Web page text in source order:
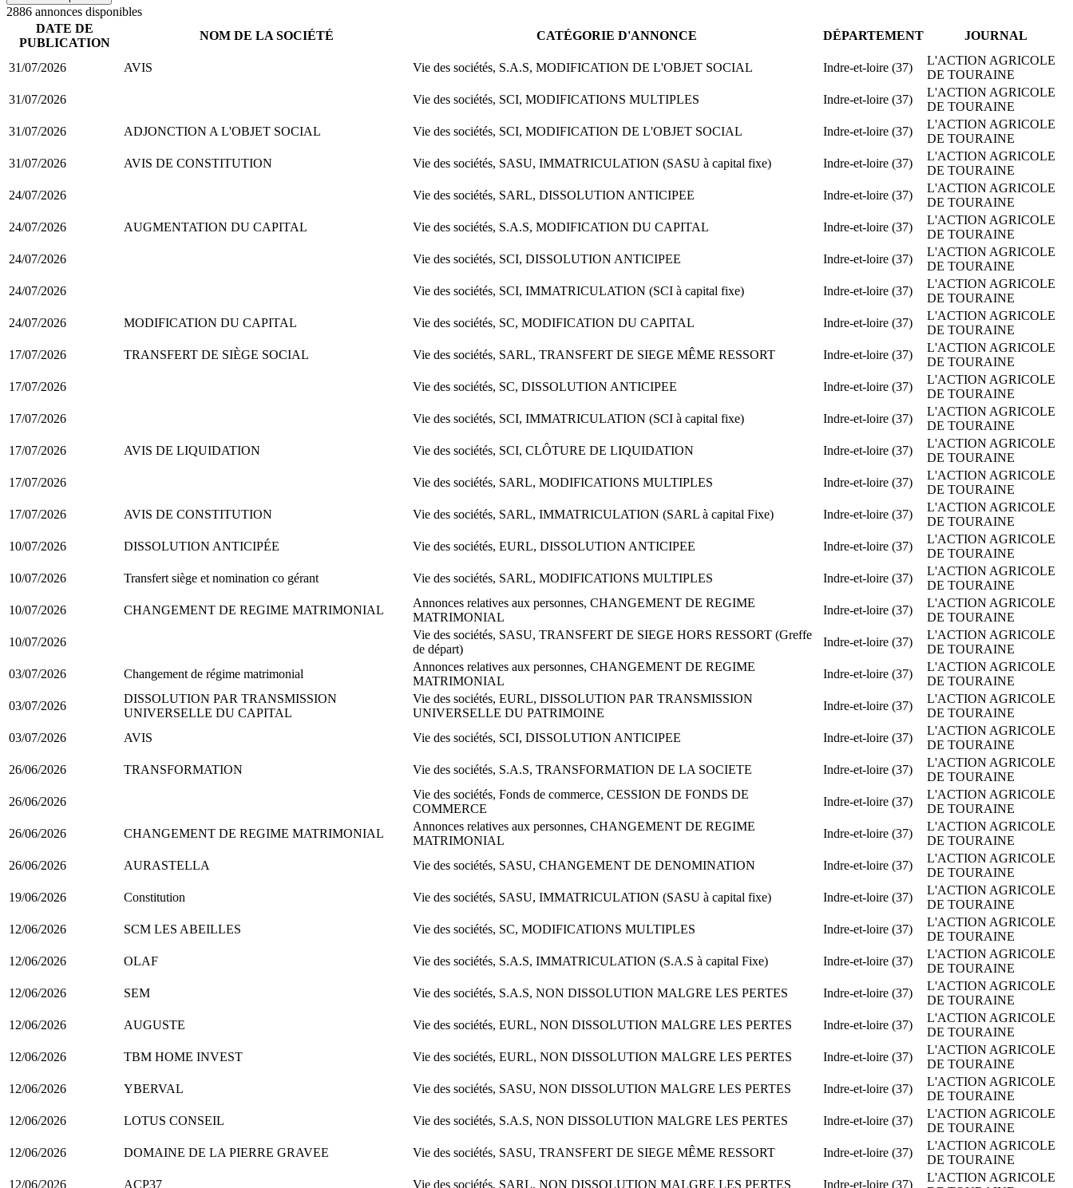
2886 annonces disponibles
DATE DE
PUBLICATION
NOM DE LA SOCIÉTÉ CATÉGORIE D'ANNONCE DÉPARTEMENT JOURNAL
31/07/2026 AVIS Vie des sociétés, S.A.S, MODIFICATION DE L'OBJET SOCIAL Indre-et-loire (37)
L'ACTION AGRICOLE
DE TOURAINE
31/07/2026
Vie des sociétés, SCI, MODIFICATIONS MULTIPLES Indre-et-loire (37)
L'ACTION AGRICOLE
DE TOURAINE
31/07/2026
ADJONCTION A L'OBJET SOCIAL Vie des sociétés, SCI, MODIFICATION DE L'OBJET SOCIAL Indre-et-loire (37)
L'ACTION AGRICOLE
DE TOURAINE
31/07/2026
AVIS DE CONSTITUTION Vie des sociétés, SASU, IMMATRICULATION (SASU à capital fixe) Indre-et-loire (37)
L'ACTION AGRICOLE
DE TOURAINE
24/07/2026
Vie des sociétés, SARL, DISSOLUTION ANTICIPEE Indre-et-loire (37)
L'ACTION AGRICOLE
DE TOURAINE
24/07/2026
AUGMENTATION DU CAPITAL Vie des sociétés, S.A.S, MODIFICATION DU CAPITAL Indre-et-loire (37)
L'ACTION AGRICOLE
DE TOURAINE
24/07/2026
Vie des sociétés, SCI, DISSOLUTION ANTICIPEE Indre-et-loire (37)
L'ACTION AGRICOLE
DE TOURAINE
24/07/2026
Vie des sociétés, SCI, IMMATRICULATION (SCI à capital fixe) Indre-et-loire (37)
L'ACTION AGRICOLE
DE TOURAINE
24/07/2026
MODIFICATION DU CAPITAL Vie des sociétés, SC, MODIFICATION DU CAPITAL Indre-et-loire (37)
L'ACTION AGRICOLE
DE TOURAINE
17/07/2026
TRANSFERT DE SIÈGE SOCIAL Vie des sociétés, SARL, TRANSFERT DE SIEGE MÊME RESSORT Indre-et-loire (37)
L'ACTION AGRICOLE
DE TOURAINE
17/07/2026
Vie des sociétés, SC, DISSOLUTION ANTICIPEE Indre-et-loire (37)
L'ACTION AGRICOLE
DE TOURAINE
17/07/2026
Vie des sociétés, SCI, IMMATRICULATION (SCI à capital fixe) Indre-et-loire (37)
L'ACTION AGRICOLE
DE TOURAINE
17/07/2026
AVIS DE LIQUIDATION Vie des sociétés, SCI, CLÔTURE DE LIQUIDATION Indre-et-loire (37)
L'ACTION AGRICOLE
DE TOURAINE
17/07/2026
Vie des sociétés, SARL, MODIFICATIONS MULTIPLES Indre-et-loire (37)
L'ACTION AGRICOLE
DE TOURAINE
17/07/2026
AVIS DE CONSTITUTION Vie des sociétés, SARL, IMMATRICULATION (SARL à capital Fixe) Indre-et-loire (37)
L'ACTION AGRICOLE
DE TOURAINE
10/07/2026
DISSOLUTION ANTICIPÉE Vie des sociétés, EURL, DISSOLUTION ANTICIPEE Indre-et-loire (37)
L'ACTION AGRICOLE
DE TOURAINE
10/07/2026
Transfert siège et nomination co gérant Vie des sociétés, SARL, MODIFICATIONS MULTIPLES Indre-et-loire (37)
L'ACTION AGRICOLE
DE TOURAINE
10/07/2026
CHANGEMENT DE REGIME MATRIMONIAL
Annonces relatives aux personnes, CHANGEMENT DE REGIME
MATRIMONIAL
Indre-et-loire (37)
L'ACTION AGRICOLE
DE TOURAINE
10/07/2026
Vie des sociétés, SASU, TRANSFERT DE SIEGE HORS RESSORT (Greffe
de départ)
Indre-et-loire (37)
L'ACTION AGRICOLE
DE TOURAINE
03/07/2026
Changement de régime matrimonial
Annonces relatives aux personnes, CHANGEMENT DE REGIME
MATRIMONIAL
Indre-et-loire (37)
L'ACTION AGRICOLE
DE TOURAINE
03/07/2026
DISSOLUTION PAR TRANSMISSION
UNIVERSELLE DU CAPITAL
Vie des sociétés, EURL, DISSOLUTION PAR TRANSMISSION
UNIVERSELLE DU PATRIMOINE
Indre-et-loire (37)
L'ACTION AGRICOLE
DE TOURAINE
03/07/2026
AVIS Vie des sociétés, SCI, DISSOLUTION ANTICIPEE Indre-et-loire (37)
L'ACTION AGRICOLE
DE TOURAINE
26/06/2026
TRANSFORMATION Vie des sociétés, S.A.S, TRANSFORMATION DE LA SOCIETE Indre-et-loire (37)
L'ACTION AGRICOLE
DE TOURAINE
26/06/2026
Vie des sociétés, Fonds de commerce, CESSION DE FONDS DE
COMMERCE
Indre-et-loire (37)
L'ACTION AGRICOLE
DE TOURAINE
26/06/2026
CHANGEMENT DE REGIME MATRIMONIAL
Annonces relatives aux personnes, CHANGEMENT DE REGIME
MATRIMONIAL
Indre-et-loire (37)
L'ACTION AGRICOLE
DE TOURAINE
26/06/2026
AURASTELLA Vie des sociétés, SASU, CHANGEMENT DE DENOMINATION Indre-et-loire (37)
L'ACTION AGRICOLE
DE TOURAINE
19/06/2026
Constitution Vie des sociétés, SASU, IMMATRICULATION (SASU à capital fixe) Indre-et-loire (37)
L'ACTION AGRICOLE
DE TOURAINE
12/06/2026
SCM LES ABEILLES Vie des sociétés, SC, MODIFICATIONS MULTIPLES Indre-et-loire (37)
L'ACTION AGRICOLE
DE TOURAINE
12/06/2026
OLAF Vie des sociétés, S.A.S, IMMATRICULATION (S.A.S à capital Fixe) Indre-et-loire (37)
L'ACTION AGRICOLE
DE TOURAINE
12/06/2026
SEM Vie des sociétés, S.A.S, NON DISSOLUTION MALGRE LES PERTES Indre-et-loire (37)
L'ACTION AGRICOLE
DE TOURAINE
12/06/2026
AUGUSTE Vie des sociétés, EURL, NON DISSOLUTION MALGRE LES PERTES Indre-et-loire (37)
L'ACTION AGRICOLE
DE TOURAINE
12/06/2026
TBM HOME INVEST Vie des sociétés, EURL, NON DISSOLUTION MALGRE LES PERTES Indre-et-loire (37)
L'ACTION AGRICOLE
DE TOURAINE
12/06/2026
YBERVAL Vie des sociétés, SASU, NON DISSOLUTION MALGRE LES PERTES Indre-et-loire (37)
L'ACTION AGRICOLE
DE TOURAINE
12/06/2026
LOTUS CONSEIL Vie des sociétés, S.A.S, NON DISSOLUTION MALGRE LES PERTES Indre-et-loire (37)
L'ACTION AGRICOLE
DE TOURAINE
12/06/2026
DOMAINE DE LA PIERRE GRAVEE Vie des sociétés, SASU, TRANSFERT DE SIEGE MÊME RESSORT Indre-et-loire (37)
L'ACTION AGRICOLE
DE TOURAINE
12/06/2026
ACP37 Vie des sociétés, SARL, NON DISSOLUTION MALGRE LES PERTES Indre-et-loire (37)
L'ACTION AGRICOLE